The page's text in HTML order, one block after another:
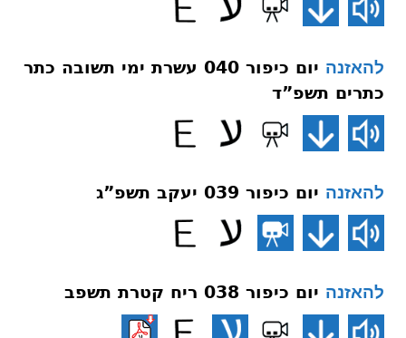
להאזנה
יום כיפור 040 עשרת ימי תשובה כתר
כתרים תשפ”ד
להאזנה יום כיפור 039 יעקב תשפ”ג
להאזנה יום כיפור 038 ריח קטרת תשפב